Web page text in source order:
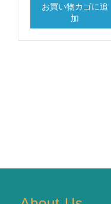
お買い物カゴに追
加